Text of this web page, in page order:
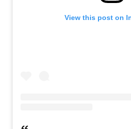
View this post on